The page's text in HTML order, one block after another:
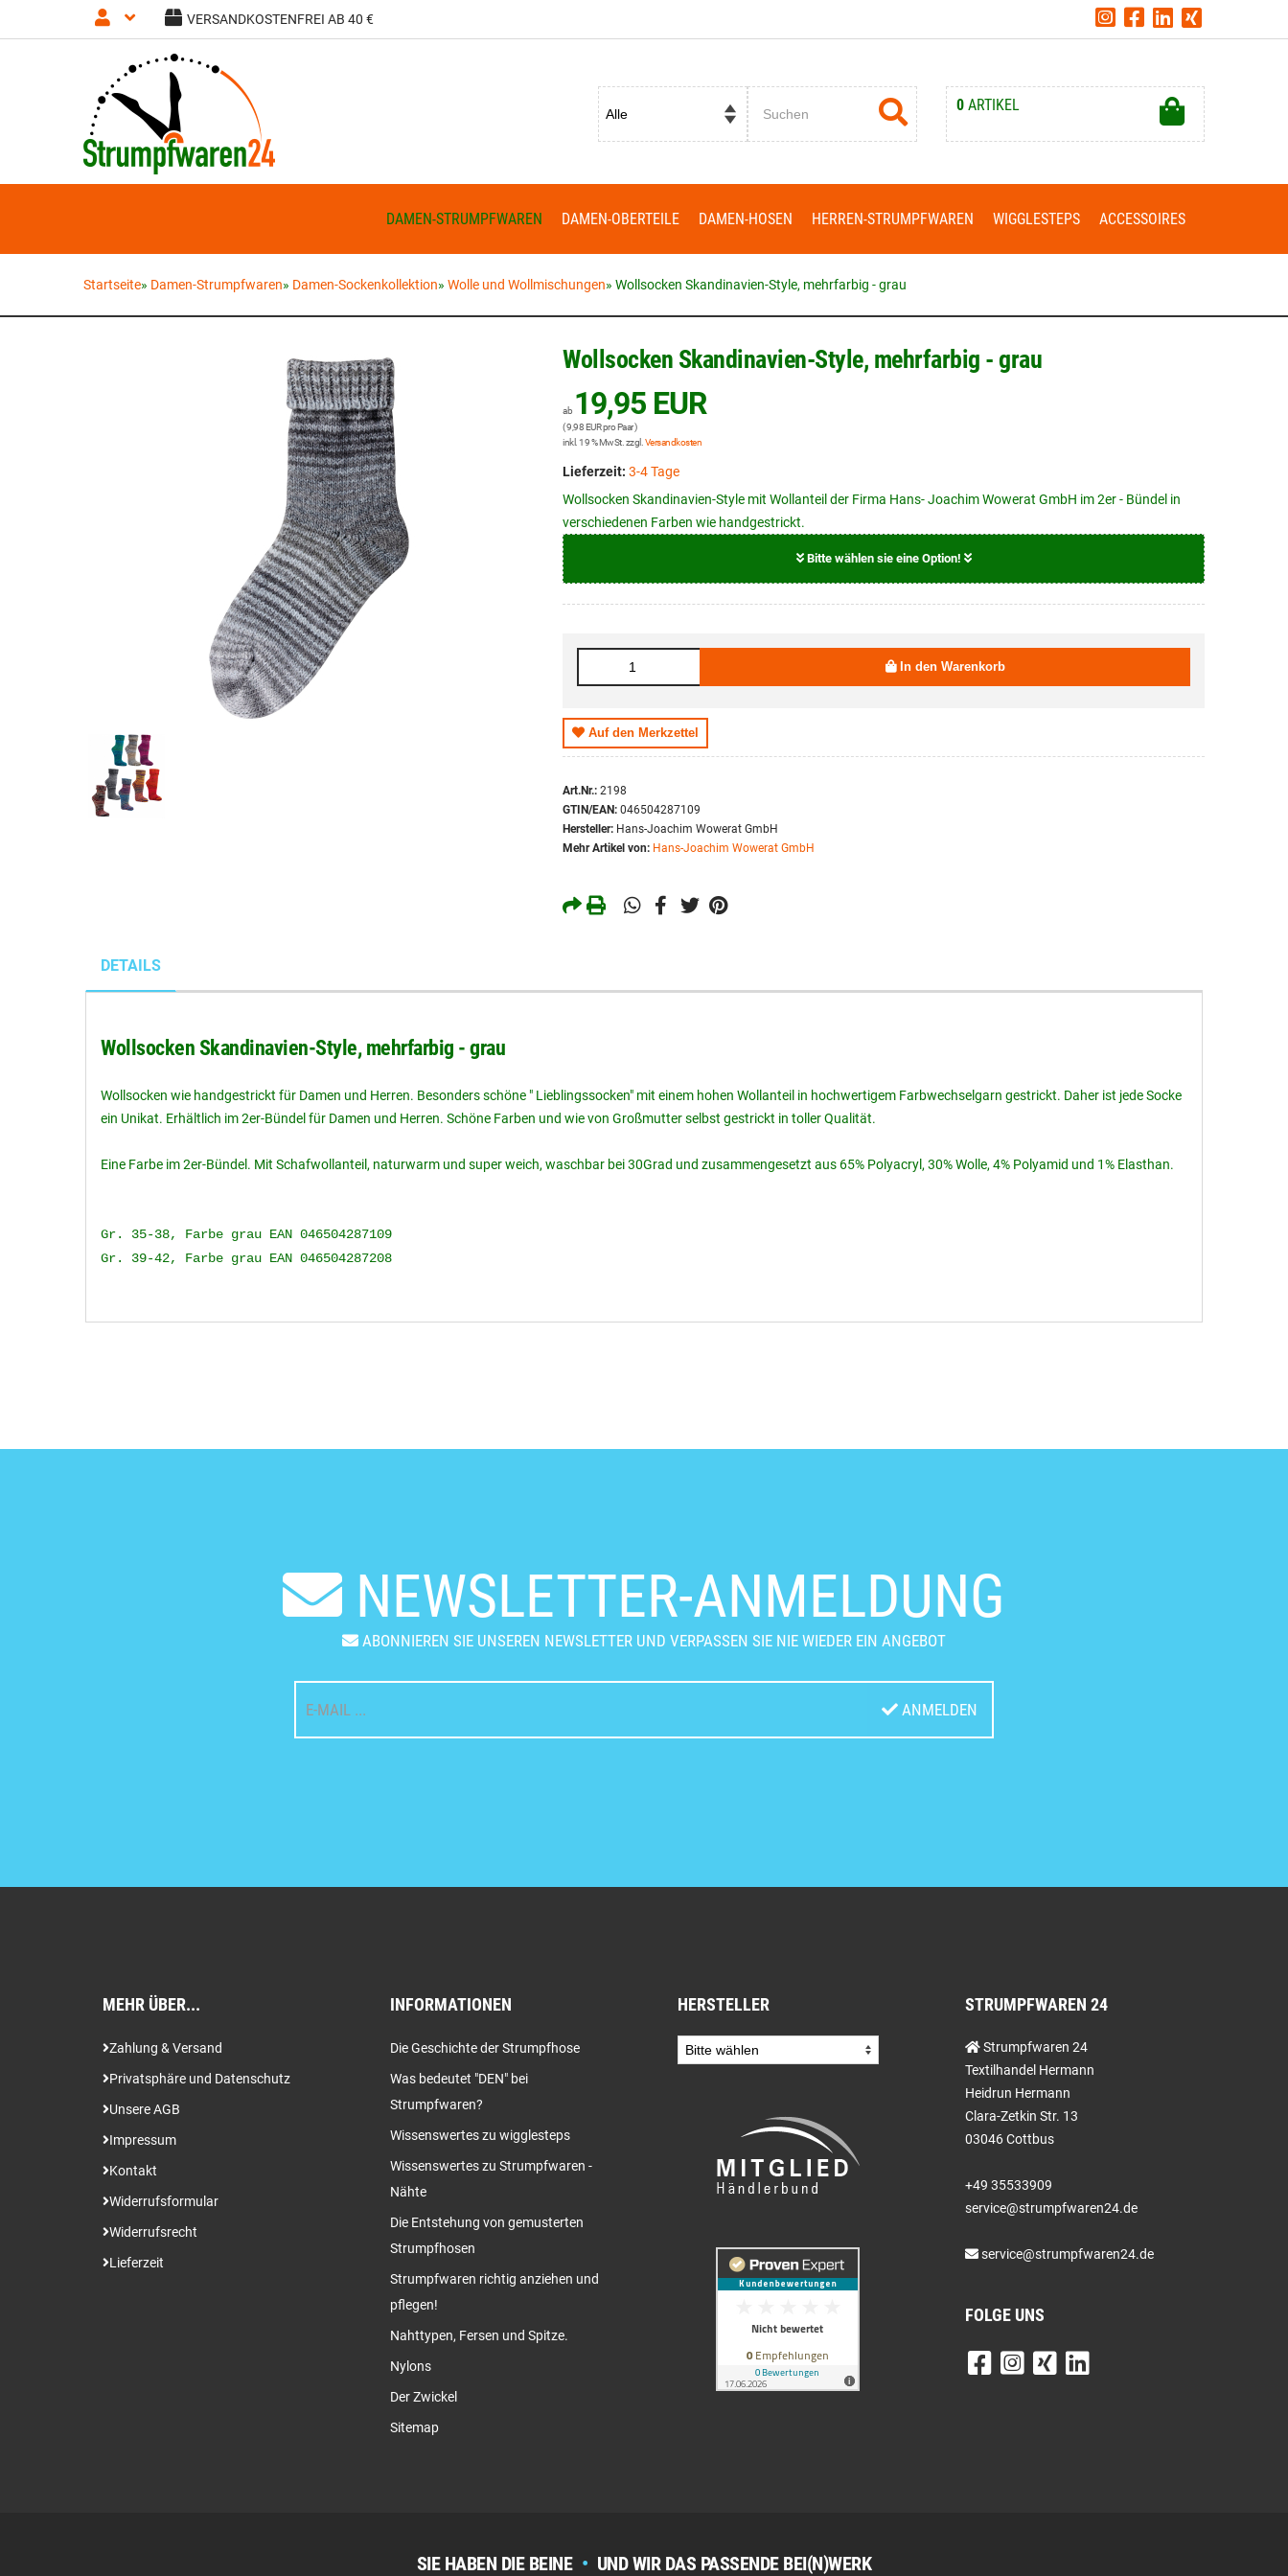
VERSANDKOSTENFREI AB 40 €
Anmelden Registrieren Passwort vergessen?
0 ARTIKEL
Ihr Warenkorb ist leer.
DAMEN-STRUMPFWAREN DAMEN-OBERTEILE DAMEN-HOSEN HERREN-STRUMPFWAREN WIGGLESTEPS ACCESSOIRES
Startseite» Damen-Strumpfwaren» Damen-Sockenkollektion» Wolle und Wollmischungen» Wollsocken Skandinavien-Style, mehrfarbig - grau
Wollsocken Skandinavien-Style, mehrfarbig - grau
ab 19,95 EUR
( 9,98 EUR pro Paar )
inkl. 19 % MwSt. zzgl. Versandkosten
Lieferzeit: 3-4 Tage
Wollsocken Skandinavien-Style mit Wollanteil der Firma Hans- Joachim Wowerat GmbH im 2er - Bündel in
verschiedenen Farben wie handgestrickt.
Bitte wählen sie eine Option!
43 - 46 19,95 EUR
In den Warenkorb
Auf den Merkzettel
Art.Nr.: 2198
GTIN/EAN: 046504287109
Hersteller: Hans-Joachim Wowerat GmbH
Mehr Artikel von: Hans-Joachim Wowerat GmbH
DETAILS
Wollsocken Skandinavien-Style, mehrfarbig - grau
Wollsocken wie handgestrickt für Damen und Herren. Besonders schöne " Lieblingssocken" mit einem hohen Wollanteil in hochwertigem Farbwechselgarn gestrickt. Daher ist jede Socke
ein Unikat. Erhältlich im 2er-Bündel für Damen und Herren. Schöne Farben und wie von Großmutter selbst gestrickt in toller Qualität.
Eine Farbe im 2er-Bündel. Mit Schafwollanteil, naturwarm und super weich, waschbar bei 30Grad und zusammengesetzt aus 65% Polyacryl, 30% Wolle, 4% Polyamid und 1% Elasthan.
Gr. 35-38, Farbe grau EAN 046504287109
Gr. 39-42, Farbe grau EAN 046504287208
NEWSLETTER-ANMELDUNG
ABONNIEREN SIE UNSEREN NEWSLETTER UND VERPASSEN SIE NIE WIEDER EIN ANGEBOT
ANMELDEN
MEHR ÜBER...
Zahlung & Versand
Privatsphäre und Datenschutz
Unsere AGB
Impressum
Kontakt
Widerrufsformular
Widerrufsrecht
Lieferzeit
INFORMATIONEN
Die Geschichte der Strumpfhose
Was bedeutet "DEN" bei
Strumpfwaren?
Wissenswertes zu wigglesteps
Wissenswertes zu Strumpfwaren -
Nähte
Die Entstehung von gemusterten
Strumpfhosen
Strumpfwaren richtig anziehen und
pflegen!
Nahttypen, Fersen und Spitze.
Nylons
Der Zwickel
Sitemap
HERSTELLER STRUMPFWAREN 24
Strumpfwaren 24
Textilhandel Hermann
Heidrun Hermann
Clara-Zetkin Str. 13
03046 Cottbus
+49 35533909
service@strumpfwaren24.de
service@strumpfwaren24.de
FOLGE UNS
SIE HABEN DIE BEINE • UND WIR DAS PASSENDE BEI(N)WERK